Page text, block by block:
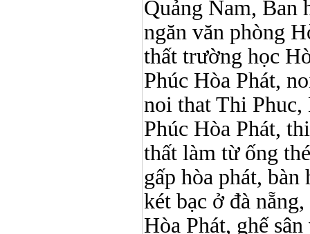
Quảng Nam, Ban
ngăn văn phòng
thất trường học
Phúc Hòa Phát,
noi that Thi
Phúc Hòa Phát,
thất làm từ ống
gấp hòa phát, bàn
két bạc ở đà
Hòa Phát, ghế